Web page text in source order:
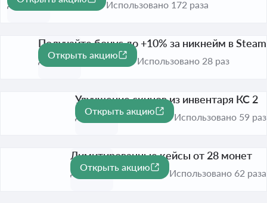
До 30 нояб. 2026 Использовано 172 раза
Получайте бонус до +10% за никнейм в Steam
До 30 нояб. 2026
Открыть акцию
Использовано 28 раз
Улучшение скинов из инвентаря КС 2
До 30 нояб. 2026
Открыть акцию
Использовано 59 раз
Лимитированные кейсы от 28 монет
До 30 нояб. 2026
Открыть акцию
Использовано 62 раза